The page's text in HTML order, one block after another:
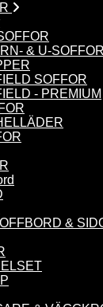
& U-
SOFFOR
- PREMIUM
&